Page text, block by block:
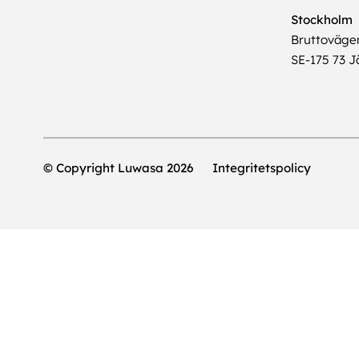
Stockholm
SE-175 73
© Copyright Luwasa 2026 Integritetspolicy